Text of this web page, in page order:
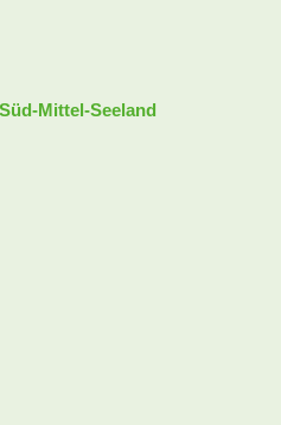
Mittel-Seeland